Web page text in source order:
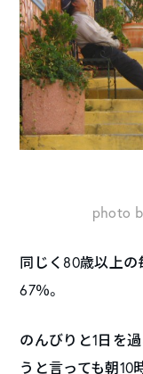
photo
同じく80歳以上の
67％。
のんびりと1日を
うと言っても朝10